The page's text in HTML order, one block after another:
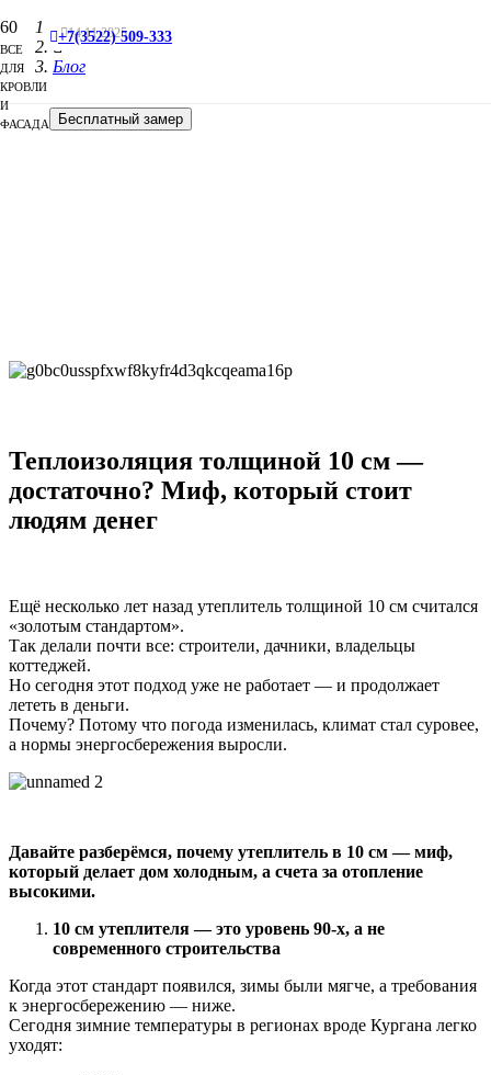
ВСЕ
ДЛЯ
КРОВЛИ
И
ФАСАДА
+7(3522) 509-333
Бесплатный замер
Главная
Блог
14.11.2025
Теплоизоляция толщиной 10 см —
достаточно? Миф, который стоит
людям денег
Ещё несколько лет назад утеплитель толщиной 10 см считался
«золотым стандартом».
Так делали почти все: строители, дачники, владельцы
коттеджей.
Но сегодня этот подход уже не работает — и продолжает
лететь в деньги.
Почему? Потому что погода изменилась, климат стал суровее,
а нормы энергосбережения выросли.
Давайте разберёмся, почему утеплитель в 10 см — миф,
который делает дом холодным, а счета за отопление
высокими.
10 см утеплителя — это уровень 90-х, а не
современного строительства
Когда этот стандарт появился, зимы были мягче, а требования
к энергосбережению — ниже.
Сегодня зимние температуры в регионах вроде Кургана легко
уходят: